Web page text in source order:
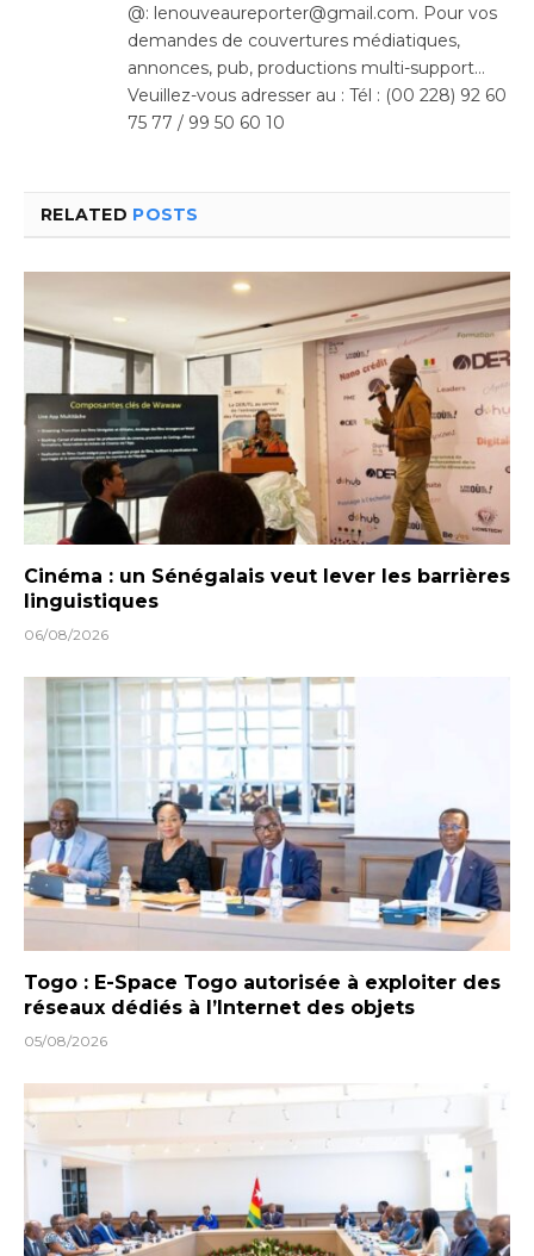
@: lenouveaureporter@gmail.com. Pour vos
demandes de couvertures médiatiques,
annonces, pub, productions multi-support…
Veuillez-vous adresser au : Tél : (00 228) 92 60
75 77 / 99 50 60 10
RELATED POSTS
Cinéma : un Sénégalais veut lever les barrières
linguistiques
06/08/2026
Togo : E-Space Togo autorisée à exploiter des
réseaux dédiés à l’Internet des objets
05/08/2026